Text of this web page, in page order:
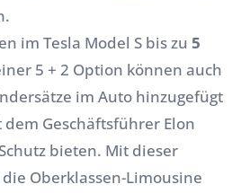
im Tesla Model S bis zu 5
5 + 2 Option können auch
im Auto hinzugefügt
Geschäftsführer Elon
bieten. Mit dieser
Oberklassen-Limousine